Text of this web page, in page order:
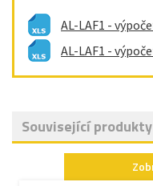
AL-LAF1 -
AL-LAF1 -
Související produkty